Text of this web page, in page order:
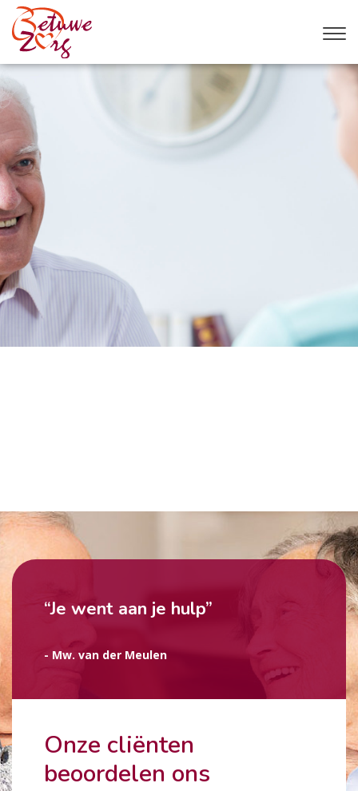
Onze cliënten
beoordelen ons
“Je went aan je hulp”
- Mw. van der Meulen